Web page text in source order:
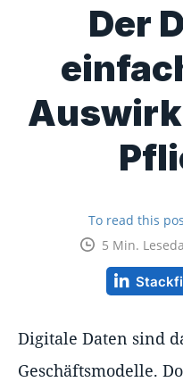
Der
To read this
5 Min.
Digitale Daten sind
Geschäftsmodelle.